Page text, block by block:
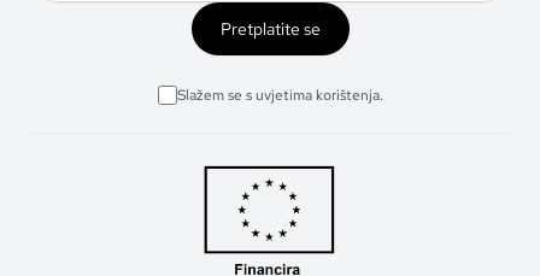
Pretplatite se
Slažem se s uvjetima korištenja.